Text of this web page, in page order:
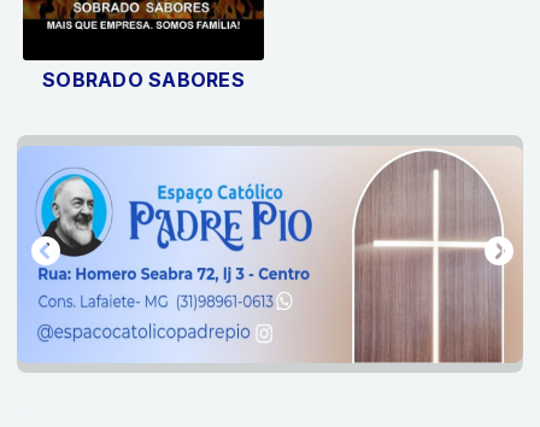
SOBRADO SABORES